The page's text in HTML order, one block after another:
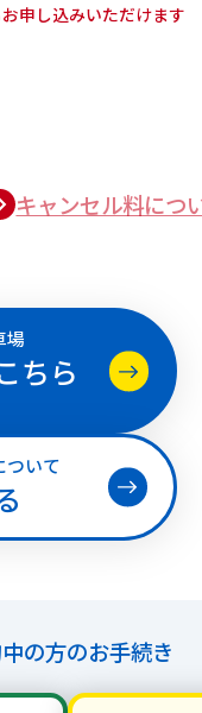
申し込みいただけます
キャンセル料につ
場
ちら
ついて
の方のお手続き